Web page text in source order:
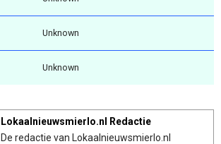
Unknown
Unknown
Lokaalnieuwsmierlo.nl Redactie
De redactie van Lokaalnieuwsmierlo.nl